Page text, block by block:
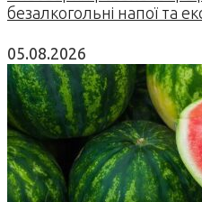
безалкогольні напої та
05.08.2026